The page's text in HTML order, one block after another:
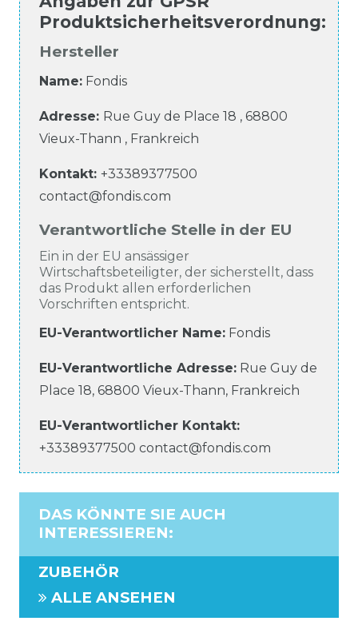
Produktsicherheitsverordnung:
Hersteller
Name: Fondis
Adresse: Rue Guy de Place 18 , 68800
Vieux-Thann , Frankreich
Kontakt: +33389377500
contact@fondis.com
Verantwortliche Stelle in der EU
Ein in der EU ansässiger
Wirtschaftsbeteiligter, der sicherstellt, dass
das Produkt allen erforderlichen
Vorschriften entspricht.
EU-Verantwortlicher Name: Fondis
EU-Verantwortliche Adresse: Rue Guy de
Place 18, 68800 Vieux-Thann, Frankreich
EU-Verantwortlicher Kontakt:
+33389377500 contact@fondis.com
DAS KÖNNTE SIE AUCH
INTERESSIEREN:
ZUBEHÖR
ALLE ANSEHEN